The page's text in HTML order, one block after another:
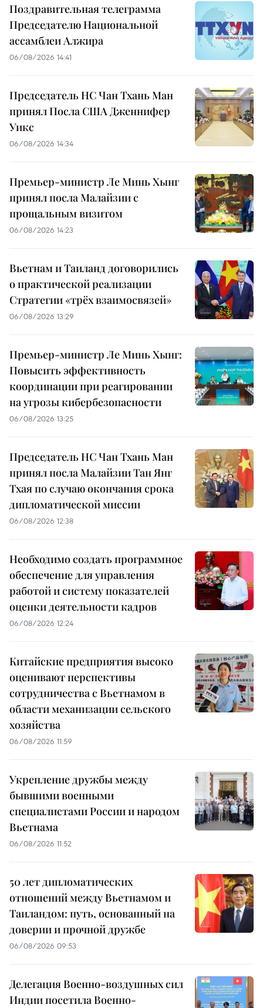
Поздравительная телеграмма
Председателю Национальной
ассамблеи Алжира
06/08/2026 14:41
Председатель НС Чан Тхань Ман
принял Посла США Дженнифер
Уикс
06/08/2026 14:34
Премьер-министр Ле Минь Хынг
принял посла Малайзии с
прощальным визитом
06/08/2026 14:23
Вьетнам и Таиланд договорились
о практической реализации
Стратегии «трёх взаимосвязей»
06/08/2026 13:29
Премьер-министр Ле Минь Хынг:
Повысить эффективность
координации при реагировании
на угрозы кибербезопасности
06/08/2026 13:25
Председатель НС Чан Тхань Ман
принял посла Малайзии Тан Янг
Тхая по случаю окончания срока
дипломатической миссии
06/08/2026 12:38
Необходимо создать программное
обеспечение для управления
работой и систему показателей
оценки деятельности кадров
06/08/2026 12:24
Китайские предприятия высоко
оценивают перспективы
сотрудничества с Вьетнамом в
области механизации сельского
хозяйства
06/08/2026 11:59
Укрепление дружбы между
бывшими военными
специалистами России и народом
Вьетнама
06/08/2026 11:52
50 лет дипломатических
отношений между Вьетнамом и
Таиландом: путь, основанный на
доверии и прочной дружбе
06/08/2026 09:53
Делегация Военно-воздушных сил
Индии посетила Военно-